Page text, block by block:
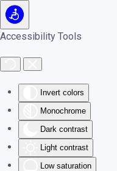
Accessibility Tools
Invert colors
Monochrome
Dark contrast
Light contrast
Low saturation
Skip to main content